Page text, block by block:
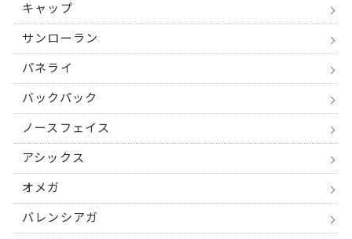
キャップ
サンローラン
パネライ
バックパック
ノースフェイス
アシックス
オメガ
バレンシアガ